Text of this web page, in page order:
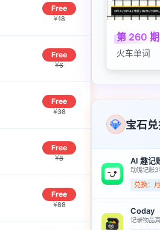
Free
¥18
Free
¥6
Free
¥38
Free
¥8
Free
¥88
第 260 期
火车单词
宝石
💎
AI 趣记
动嘴记账3
兑换：
Coday
记录物品